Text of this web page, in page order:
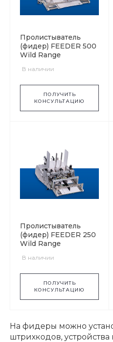
Пролистыватель
(фидер) FEEDER 500
Wild Range
В наличии
ПОЛУЧИТЬ
КОНСУЛЬТАЦИЮ
Пролистыватель
(фидер) FEEDER 250
Wild Range
В наличии
ПОЛУЧИТЬ
КОНСУЛЬТАЦИЮ
На фидеры можно
штрихкодов, устройства